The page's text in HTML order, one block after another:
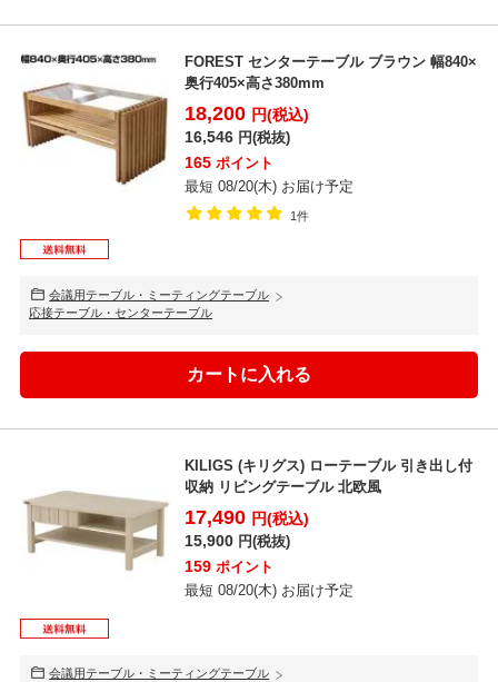
FOREST センターテーブル ブラウン 幅840×
奥行405×高さ380mm
18,200 円(税込)
16,546 円(税抜)
165 ポイント
最短 08/20(木) お届け予定
1件
会議用テーブル・ミーティングテーブル
応接テーブル・センターテーブル
KILIGS (キリグス) ローテーブル 引き出し付
収納 リビングテーブル 北欧風
17,490 円(税込)
15,900 円(税抜)
159 ポイント
最短 08/20(木) お届け予定
会議用テーブル・ミーティングテーブル